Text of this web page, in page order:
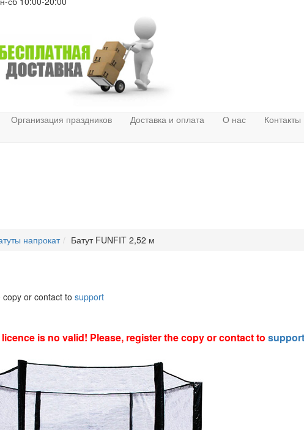
Организация праздников Доставка и оплата О нас Контакты
напрокат Батут FUNFIT 2,52 м
or contact to support
is no valid! Please, register the copy or contact to support